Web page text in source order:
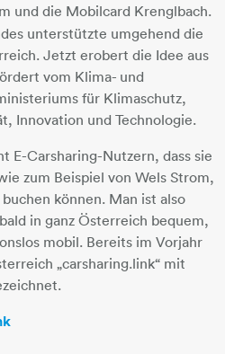
und die Mobilcard Krenglbach.
unterstützte umgehend die
Jetzt erobert die Idee aus
vom Klima- und
für Klimaschutz,
Innovation und Technologie.
E-Carsharing-Nutzern, dass sie
zum Beispiel von Wels Strom,
können. Man ist also
in ganz Österreich bequem,
mobil. Bereits im Vorjahr
„carsharing.link“ mit